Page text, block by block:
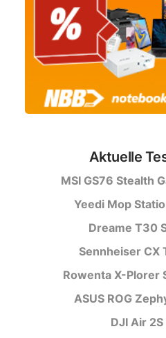
Aktuelle
MSI GS76 Stealth
Yeedi Mop
Dreame T30
Sennheiser CX
Rowenta X-Plorer
ASUS ROG
DJI Air